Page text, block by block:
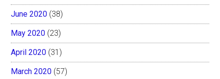
June 2020 (38)
May 2020 (23)
April 2020 (31)
March 2020 (57)